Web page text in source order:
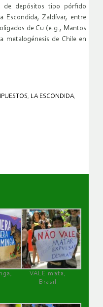
de depósitos tipo pórfido
Escondida, Zaldívar, entre
de Cu (e.g., Mantos
metalogénesis de Chile en
, LA ESCONDIDA,
VALE mata,
Brasil